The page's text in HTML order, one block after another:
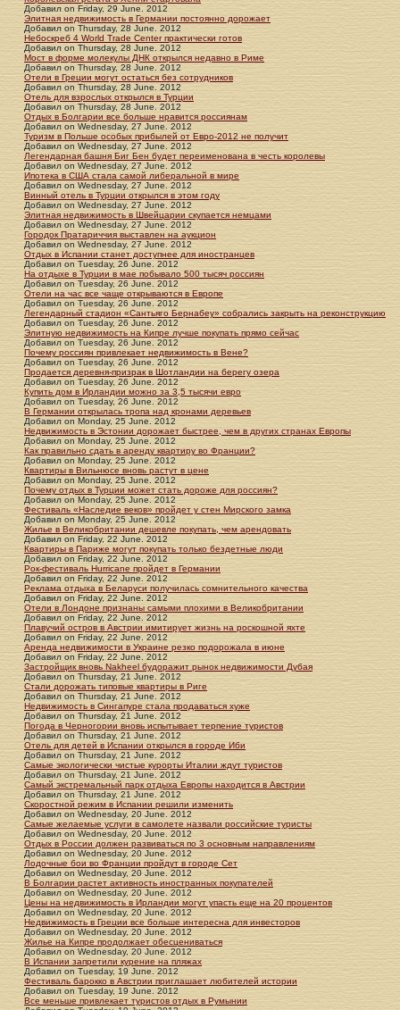
Добавил on Friday, 29 June. 2012
Элитная недвижимость в Германии постоянно дорожает
Добавил on Thursday, 28 June. 2012
Небоскреб 4 World Trade Center практически готов
Добавил on Thursday, 28 June. 2012
Мост в форме молекулы ДНК открылся недавно в Риме
Добавил on Thursday, 28 June. 2012
Отели в Греции могут остаться без сотрудников
Добавил on Thursday, 28 June. 2012
Отель для взрослых открылся в Турции
Добавил on Thursday, 28 June. 2012
Отдых в Болгарии все больше нравится россиянам
Добавил on Wednesday, 27 June. 2012
Туризм в Польше особых прибылей от Евро-2012 не получит
Добавил on Wednesday, 27 June. 2012
Легендарная башня Биг Бен будет переименована в честь королевы
Добавил on Wednesday, 27 June. 2012
Ипотека в США стала самой либеральной в мире
Добавил on Wednesday, 27 June. 2012
Винный отель в Турции открылся в этом году
Добавил on Wednesday, 27 June. 2012
Элитная недвижимость в Швейцарии скупается немцами
Добавил on Wednesday, 27 June. 2012
Городок Пратариччия выставлен на аукцион
Добавил on Wednesday, 27 June. 2012
Отдых в Испании станет доступнее для иностранцев
Добавил on Tuesday, 26 June. 2012
На отдыхе в Турции в мае побывало 500 тысяч россиян
Добавил on Tuesday, 26 June. 2012
Отели на час все чаще открываются в Европе
Добавил on Tuesday, 26 June. 2012
Легендарный стадион «Сантьяго Бернабеу» собрались закрыть на реконструкцию
Добавил on Tuesday, 26 June. 2012
Элитную недвижимость на Кипре лучше покупать прямо сейчас
Добавил on Tuesday, 26 June. 2012
Почему россиян привлекает недвижимость в Вене?
Добавил on Tuesday, 26 June. 2012
Продается деревня-призрак в Шотландии на берегу озера
Добавил on Tuesday, 26 June. 2012
Купить дом в Ирландии можно за 3,5 тысячи евро
Добавил on Tuesday, 26 June. 2012
В Германии открылась тропа над кронами деревьев
Добавил on Monday, 25 June. 2012
Недвижимость в Эстонии дорожает быстрее, чем в других странах Европы
Добавил on Monday, 25 June. 2012
Как правильно сдать в аренду квартиру во Франции?
Добавил on Monday, 25 June. 2012
Квартиры в Вильнюсе вновь растут в цене
Добавил on Monday, 25 June. 2012
Почему отдых в Турции может стать дороже для россиян?
Добавил on Monday, 25 June. 2012
Фестиваль «Наследие веков» пройдет у стен Мирского замка
Добавил on Monday, 25 June. 2012
Жилье в Великобритании дешевле покупать, чем арендовать
Добавил on Friday, 22 June. 2012
Квартиры в Париже могут покупать только бездетные люди
Добавил on Friday, 22 June. 2012
Рок-фестиваль Hurricane пройдет в Германии
Добавил on Friday, 22 June. 2012
Реклама отдыха в Беларуси получилась сомнительного качества
Добавил on Friday, 22 June. 2012
Отели в Лондоне признаны самыми плохими в Великобритании
Добавил on Friday, 22 June. 2012
Плавучий остров в Австрии имитирует жизнь на роскошной яхте
Добавил on Friday, 22 June. 2012
Аренда недвижимости в Украине резко подорожала в июне
Добавил on Friday, 22 June. 2012
Застройщик вновь Nakheel будоражит рынок недвижимости Дубая
Добавил on Thursday, 21 June. 2012
Стали дорожать типовые квартиры в Риге
Добавил on Thursday, 21 June. 2012
Недвижимость в Сингапуре стала продаваться хуже
Добавил on Thursday, 21 June. 2012
Погода в Черногории вновь испытывает терпение туристов
Добавил on Thursday, 21 June. 2012
Отель для детей в Испании открылся в городе Иби
Добавил on Thursday, 21 June. 2012
Самые экологически чистые курорты Италии ждут туристов
Добавил on Thursday, 21 June. 2012
Самый экстремальный парк отдыха Европы находится в Австрии
Добавил on Thursday, 21 June. 2012
Скоростной режим в Испании решили изменить
Добавил on Wednesday, 20 June. 2012
Самые желаемые услуги в самолете назвали российские туристы
Добавил on Wednesday, 20 June. 2012
Отдых в России должен развиваться по 3 основным направлениям
Добавил on Wednesday, 20 June. 2012
Лодочные бои во Франции пройдут в городе Сет
Добавил on Wednesday, 20 June. 2012
В Болгарии растет активность иностранных покупателей
Добавил on Wednesday, 20 June. 2012
Цены на недвижимость в Ирландии могут упасть еще на 20 процентов
Добавил on Wednesday, 20 June. 2012
Недвижимость в Греции все больше интересна для инвесторов
Добавил on Wednesday, 20 June. 2012
Жилье на Кипре продолжает обесцениваться
Добавил on Wednesday, 20 June. 2012
В Испании запретили курение на пляжах
Добавил on Tuesday, 19 June. 2012
Фестиваль барокко в Австрии приглашает любителей истории
Добавил on Tuesday, 19 June. 2012
Все меньше привлекает туристов отдых в Румынии